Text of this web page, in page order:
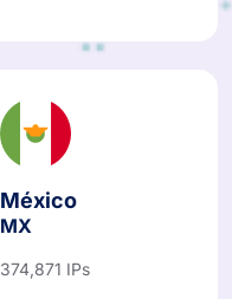
México
MX
374,871 IPs